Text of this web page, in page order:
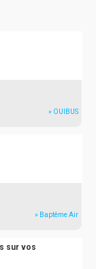
» OUIBUS
» Baptême Air
sur vos